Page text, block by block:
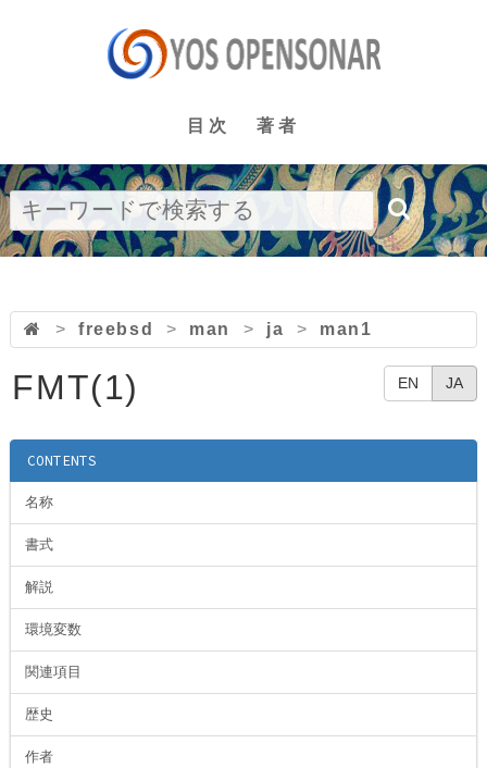
目次 著者
> freebsd > man > ja > man1
EN JA
FMT(1)
CONTENTS
名称
書式
解説
環境変数
関連項目
歴史
作者